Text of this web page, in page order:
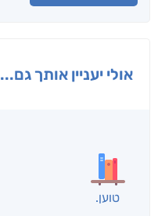
אולי יעניין אותך גם...